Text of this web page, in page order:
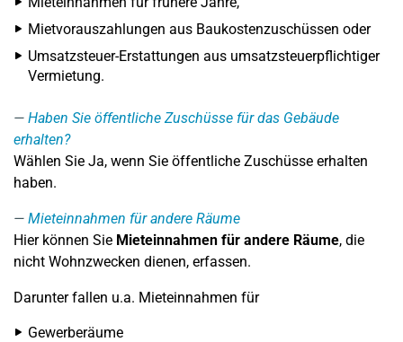
Mietvorauszahlungen aus Baukostenzuschüssen oder
Umsatzsteuer-Erstattungen aus umsatzsteuerpflichtiger
Vermietung.
Haben Sie öffentliche Zuschüsse für das Gebäude
erhalten?
Wählen Sie Ja, wenn Sie öffentliche Zuschüsse erhalten
haben.
Mieteinnahmen für andere Räume
Hier können Sie Mieteinnahmen für andere Räume, die
nicht Wohnzwecken dienen, erfassen.
Darunter fallen u.a. Mieteinnahmen für
Gewerberäume